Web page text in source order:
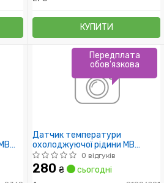
КУПИТИ
Датчик температури
охолоджуючої рідини MB
Sprinter B906/A Class W176/C
Class A205, S204, W204/CLA
C117/E Class S211,W211/GLC
0 відгуків
280 ₴ сьогодні
Передплата
обов'язкова